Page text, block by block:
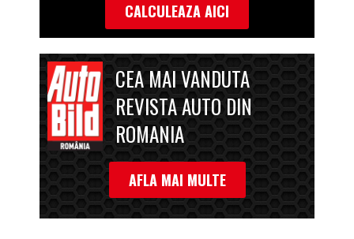
CALCULEAZA AICI
CEA MAI VANDUTA
REVISTA AUTO DIN
ROMANIA
AFLA MAI MULTE